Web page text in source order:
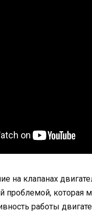
на клапанах
проблемой, которая
работы